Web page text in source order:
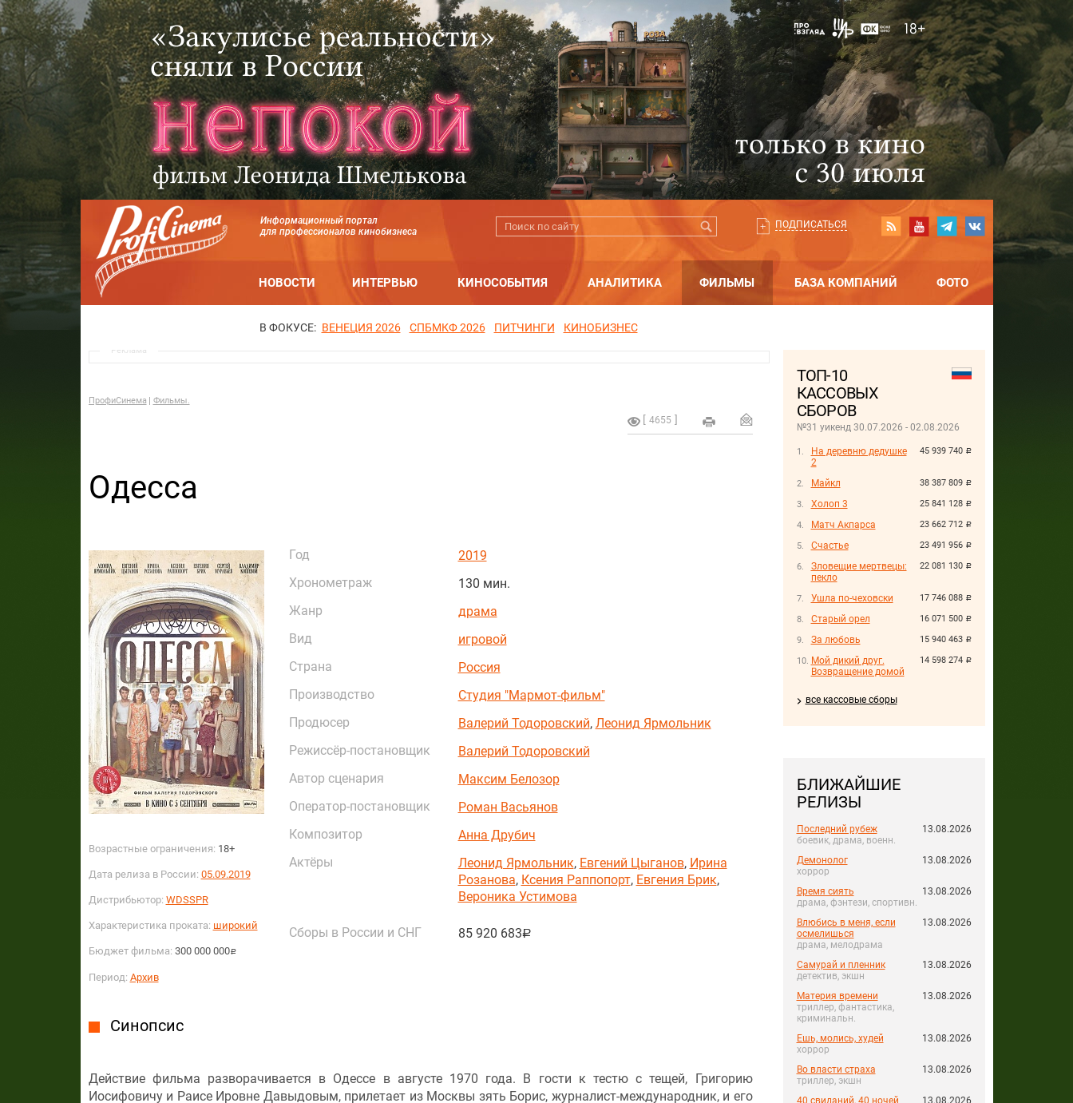
Информационный портал
для профессионалов кинобизнеса
ПОДПИСАТЬСЯ
НОВОСТИ ИНТЕРВЬЮ КИНОСОБЫТИЯ АНАЛИТИКА ФИЛЬМЫ БАЗА КОМПАНИЙ ФОТО
В ФОКУСЕ: ВЕНЕЦИЯ 2026 СПБМКФ 2026 ПИТЧИНГИ КИНОБИЗНЕС
ТОП-10
КАССОВЫХ
СБОРОВ
№31 уикенд 30.07.2026 - 02.08.2026
45 939 740 руб.
На деревню дедушке
2
38 387 809 руб.
Майкл
25 841 128 руб.
Холоп 3
23 662 712 руб.
Матч Акпарса
23 491 956 руб.
Счастье
22 081 130 руб.
Зловещие мертвецы:
пекло
17 746 088 руб.
Ушла по-чеховски
16 071 500 руб.
Старый орел
15 940 463 руб.
За любовь
14 598 274 руб.
Мой дикий друг.
Возвращение домой
все кассовые сборы
БЛИЖАЙШИЕ
РЕЛИЗЫ
Последний рубеж
боевик, драма, военн.
13.08.2026
Демонолог
хоррор
13.08.2026
Время сиять
драма, фэнтези, спортивн.
13.08.2026
Влюбись в меня, если
осмелишься
драма, мелодрама
13.08.2026
Самурай и пленник
детектив, экшн
13.08.2026
Материя времени
триллер, фантастика,
криминальн.
13.08.2026
Ешь, молись, худей
хоррор
13.08.2026
Во власти страха
триллер, экшн
13.08.2026
40 свиданий, 40 ночей
13.08.2026
Реклама
ПрофиСинема Фильмы.
4655
Одесса
Возрастные ограничения: 18+
Дата релиза в России: 05.09.2019
Дистрибьютор: WDSSPR
Характеристика проката: широкий
Бюджет фильма: 300 000 000руб.
Период: Архив
Год
2019
Хронометраж
130 мин.
Жанр
драма
Вид
игровой
Страна
Россия
Производство
Студия "Мармот-фильм"
Продюсер
Валерий Тодоровский, Леонид Ярмольник
Режиссёр-постановщик
Валерий Тодоровский
Автор сценария
Максим Белозор
Оператор-постановщик
Роман Васьянов
Композитор
Анна Друбич
Актёры
Леонид Ярмольник, Евгений Цыганов, Ирина
Розанова, Ксения Раппопорт, Евгения Брик,
Вероника Устимова
Сборы в России и СНГ 85 920 683руб.
Синопсис
Действие фильма разворачивается в Одессе в августе 1970 года. В гости к тестю с тещей, Григорию
Иосифовичу и Раисе Ировне Давыдовым, прилетает из Москвы зять Борис, журналист-международник, и его